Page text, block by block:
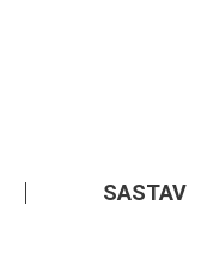
SASTAV